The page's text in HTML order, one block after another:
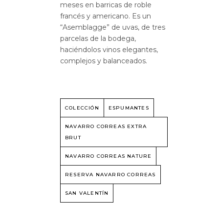
meses en barricas de roble
francés y americano. Es un
“Asemblagge” de uvas, de tres
parcelas de la bodega,
haciéndolos vinos elegantes,
complejos y balanceados.
COLECCIÓN ESPUMANTES
NAVARRO CORREAS EXTRA
BRUT
NAVARRO CORREAS NATURE
RESERVA NAVARRO CORREAS
SAN VALENTÍN